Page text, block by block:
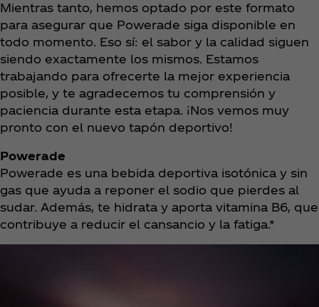
Mientras tanto, hemos optado por este formato
para asegurar que Powerade siga disponible en
todo momento. Eso sí: el sabor y la calidad siguen
siendo exactamente los mismos. Estamos
trabajando para ofrecerte la mejor experiencia
posible, y te agradecemos tu comprensión y
paciencia durante esta etapa. ¡Nos vemos muy
pronto con el nuevo tapón deportivo!
Powerade
Powerade es una bebida deportiva isotónica y sin
gas que ayuda a reponer el sodio que pierdes al
sudar. Además, te hidrata y aporta vitamina B6, que
contribuye a reducir el cansancio y la fatiga.*